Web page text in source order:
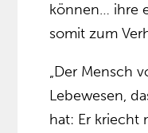
können… ihre
somit zum
„Der Mensch
Lebewesen,
hat: Er kriecht